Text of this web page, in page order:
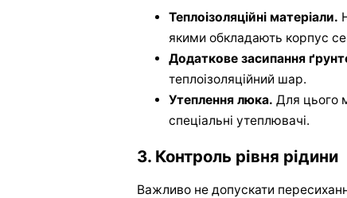
Теплоізоляційні матеріали.
якими обкладають корпус
Додаткове засипання
теплоізоляційний шар.
Утеплення люка. Для цього
спеціальні утеплювачі.
3. Контроль рівня рідини
Важливо не допускати